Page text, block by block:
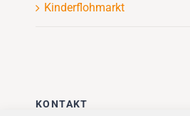
Kinderflohmarkt
KONTAKT